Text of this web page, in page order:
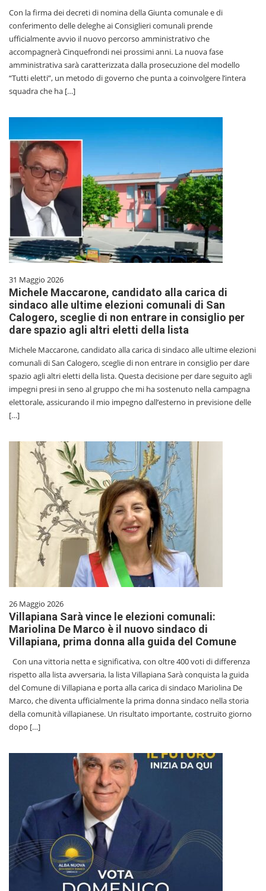
Con la firma dei decreti di nomina della Giunta comunale e di
conferimento delle deleghe ai Consiglieri comunali prende
ufficialmente avvio il nuovo percorso amministrativo che
accompagnerà Cinquefrondi nei prossimi anni. La nuova fase
amministrativa sarà caratterizzata dalla prosecuzione del modello
“Tutti eletti”, un metodo di governo che punta a coinvolgere l’intera
squadra che ha […]
31 Maggio 2026
Michele Maccarone, candidato alla carica di
sindaco alle ultime elezioni comunali di San
Calogero, sceglie di non entrare in consiglio per
dare spazio agli altri eletti della lista
Michele Maccarone, candidato alla carica di sindaco alle ultime elezioni
comunali di San Calogero, sceglie di non entrare in consiglio per dare
spazio agli altri eletti della lista. Questa decisione per dare seguito agli
impegni presi in seno al gruppo che mi ha sostenuto nella campagna
elettorale, assicurando il mio impegno dall’esterno in previsione delle
[…]
26 Maggio 2026
Villapiana Sarà vince le elezioni comunali:
Mariolina De Marco è il nuovo sindaco di
Villapiana, prima donna alla guida del Comune
Con una vittoria netta e significativa, con oltre 400 voti di differenza
rispetto alla lista avversaria, la lista Villapiana Sarà conquista la guida
del Comune di Villapiana e porta alla carica di sindaco Mariolina De
Marco, che diventa ufficialmente la prima donna sindaco nella storia
della comunità villapianese. Un risultato importante, costruito giorno
dopo […]